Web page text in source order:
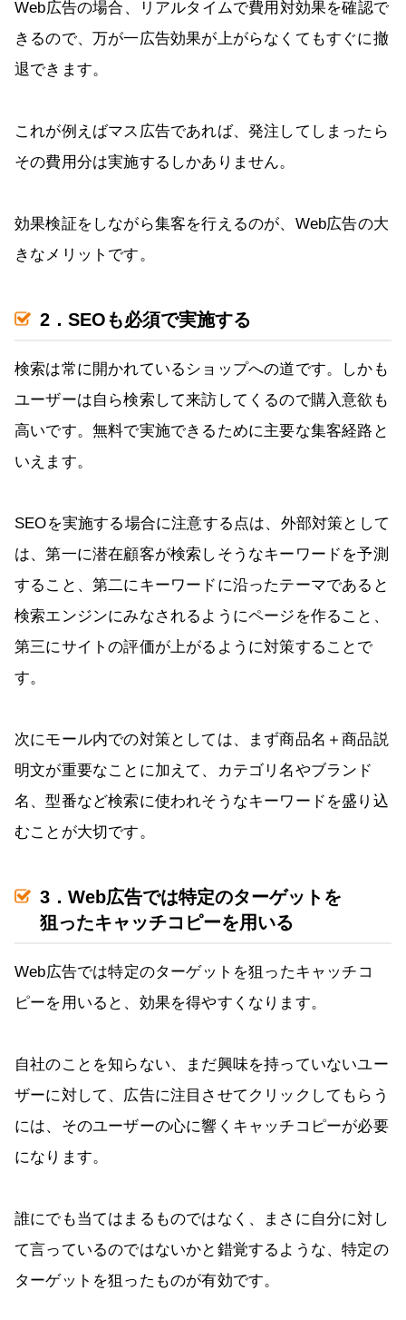
Web広告の場合、リアルタイムで費用対効果を確認で
きるので、万が一広告効果が上がらなくてもすぐに撤
退できます。
これが例えばマス広告であれば、発注してしまったら
その費用分は実施するしかありません。
効果検証をしながら集客を行えるのが、Web広告の大
きなメリットです。
2．SEOも必須で実施する
検索は常に開かれているショップへの道です。しかも
ユーザーは自ら検索して来訪してくるので購入意欲も
高いです。無料で実施できるために主要な集客経路と
いえます。
SEOを実施する場合に注意する点は、外部対策として
は、第一に潜在顧客が検索しそうなキーワードを予測
すること、第二にキーワードに沿ったテーマであると
検索エンジンにみなされるようにページを作ること、
第三にサイトの評価が上がるように対策することで
す。
次にモール内での対策としては、まず商品名＋商品説
明文が重要なことに加えて、カテゴリ名やブランド
名、型番など検索に使われそうなキーワードを盛り込
むことが大切です。
3．Web広告では特定のターゲットを
狙ったキャッチコピーを用いる
Web広告では特定のターゲットを狙ったキャッチコ
ピーを用いると、効果を得やすくなります。
自社のことを知らない、まだ興味を持っていないユー
ザーに対して、広告に注目させてクリックしてもらう
には、そのユーザーの心に響くキャッチコピーが必要
になります。
誰にでも当てはまるものではなく、まさに自分に対し
て言っているのではないかと錯覚するような、特定の
ターゲットを狙ったものが有効です。